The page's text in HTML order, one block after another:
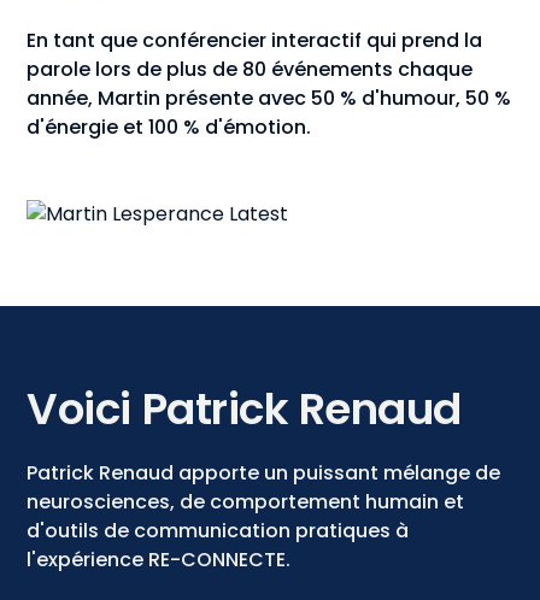
En tant que conférencier interactif qui prend la
parole lors de plus de 80 événements chaque
année, Martin présente avec 50 % d'humour, 50 %
d'énergie et 100 % d'émotion.
Voici Patrick Renaud
Patrick Renaud apporte un puissant mélange de
neurosciences, de comportement humain et
d'outils de communication pratiques à
l'expérience RE-CONNECTE.